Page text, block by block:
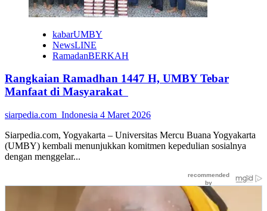
kabarUMBY
NewsLINE
RamadanBERKAH
Rangkaian Ramadhan 1447 H, UMBY Tebar
Manfaat di Masyarakat
siarpedia.com_Indonesia 4 Maret 2026
Siarpedia.com, Yogyakarta – Universitas Mercu Buana Yogyakarta
(UMBY) kembali menunjukkan komitmen kepedulian sosialnya
dengan menggelar...